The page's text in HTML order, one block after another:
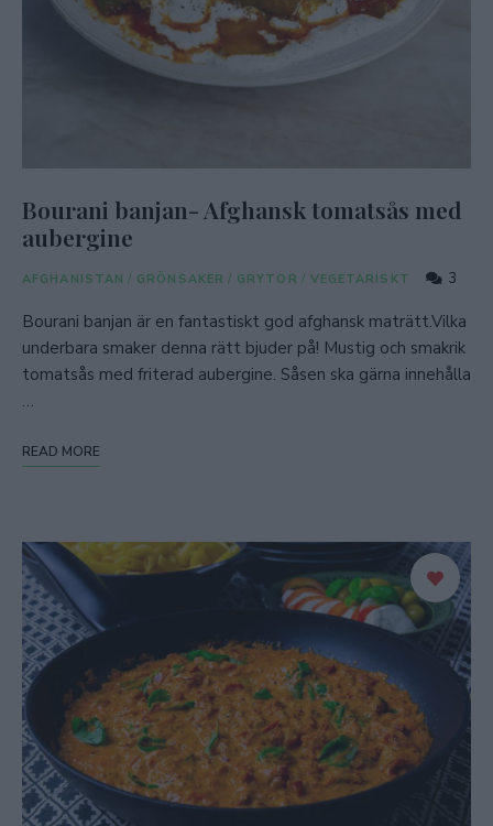
Bourani banjan- Afghansk tomatsås med
aubergine
AFGHANISTAN / GRÖNSAKER / GRYTOR / VEGETARISKT 3
Bourani banjan är en fantastiskt god afghansk maträtt.Vilka
underbara smaker denna rätt bjuder på! Mustig och smakrik
tomatsås med friterad aubergine. Såsen ska gärna innehålla
…
READ MORE